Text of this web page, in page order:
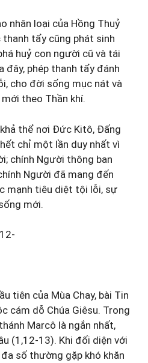
nhân loại của Hồng Thuỷ
tẩy cũng phát sinh
huỷ con người cũ và tái
đây, phép thanh tẩy đánh
cho đời sống mục nát và
theo Thần khí.
thể nơi Đức Kitô, Đấng
chỉ một lần duy nhất vì
chính Người thông ban
Người đã mang đến
mạnh tiêu diệt tội lỗi, sự
mới.
tiên của Mùa Chay, bài Tin
cám dỗ Chúa Giêsu. Trong
Marcô là ngắn nhất,
(1,12-13). Khi đối diện với
số thường gặp khó khăn